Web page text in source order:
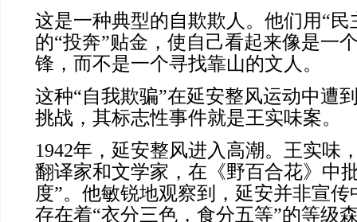
这是一种典型的自欺欺人。他们用“民
的“投奔”贴金，使自己看起来像是一
锋，而不是一个寻找靠山的文人。
这种“自我欺骗”在延安整风运动中遭
挑战，其标志性事件就是王实味案。
1942年，延安整风进入高潮。王实味
翻译家和文学家，在《野百合花》中
度”。他敏锐地观察到，延安并非宣
存在着“衣分三色，食分五等”的等级